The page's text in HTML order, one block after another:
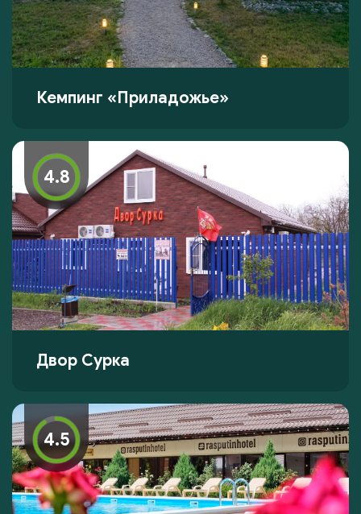
Кемпинг «Приладожье»
4.8
Двор Сурка
4.5